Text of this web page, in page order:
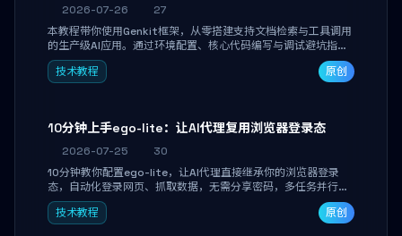
2026-07-26
27
本教程带你使用Genkit框架，从零搭建支持文档检索与工具调用
的生产级AI应用。通过环境配置、核心代码编写与调试避坑指
南，学完即可掌握多模型切换、RAG管道构建及函数调用注册，
独立开发高效AI智能体。
技术教程 原创
10分钟上手ego-lite：让AI代理复用浏览器登录态
2026-07-25
30
10分钟教你配置ego-lite，让AI代理直接继承你的浏览器登录
态，自动化登录网页、抓取数据，无需分享密码，多任务并行不
干扰日常使用。
技术教程
原创